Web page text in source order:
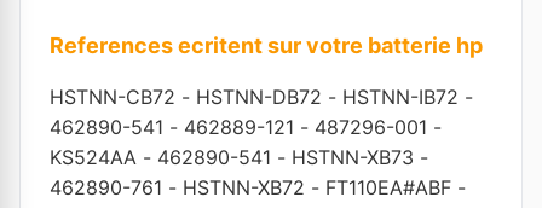
References ecritent sur votre batterie hp
HSTNN-CB72 - HSTNN-DB72 - HSTNN-IB72 -
462890-541 - 462889-121 - 487296-001 -
KS524AA - 462890-541 - HSTNN-XB73 -
462890-761 - HSTNN-XB72 - FT110EA#ABF -